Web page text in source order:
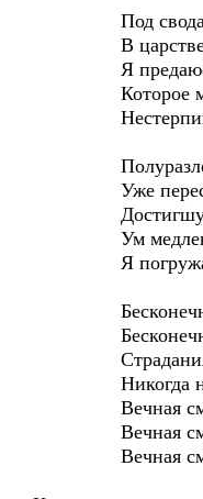
Под
В царстве
Я предаюсь
Которое мне
Уже
Достигшую
Ум медленно
Я
Бесконечное
Бесконечное
Страдания,
Никогда не
Вечная
Вечная
Вечная